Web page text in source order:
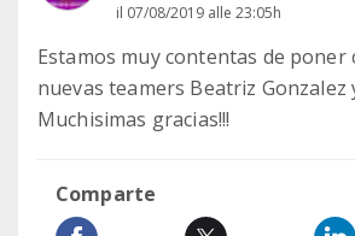
il 07/08/2019 alle 23:05h
Estamos muy contentas de poner
nuevas teamers Beatriz Gonzalez
Muchisimas gracias!!!
Comparte